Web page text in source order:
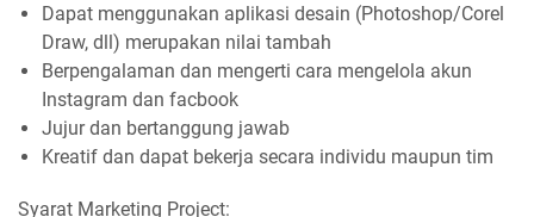
Dapat menggunakan aplikasi desain (Photoshop/Corel
Draw, dll) merupakan nilai tambah
Berpengalaman dan mengerti cara mengelola akun
Instagram dan facbook
Jujur dan bertanggung jawab
Kreatif dan dapat bekerja secara individu maupun tim
Syarat Marketing Project: